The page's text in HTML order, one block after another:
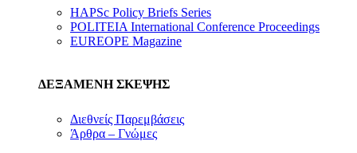
HAPSc Policy Briefs Series
POLITEIA International Conference Proceedings
EUREOPE Magazine
ΔΕΞΑΜΕΝΗ ΣΚΕΨΗΣ
Διεθνείς Παρεμβάσεις
Άρθρα – Γνώμες